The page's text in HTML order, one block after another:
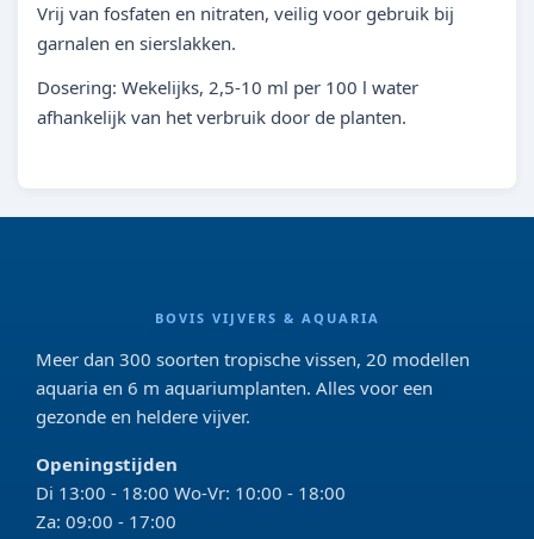
Vrij van fosfaten en nitraten, veilig voor gebruik bij
garnalen en sierslakken.
Dosering: Wekelijks, 2,5-10 ml per 100 l water
afhankelijk van het verbruik door de planten.
BOVIS VIJVERS & AQUARIA
Meer dan 300 soorten tropische vissen, 20 modellen
aquaria en 6 m aquariumplanten. Alles voor een
gezonde en heldere vijver.
Openingstijden
Di 13:00 - 18:00 Wo-Vr: 10:00 - 18:00
Za: 09:00 - 17:00